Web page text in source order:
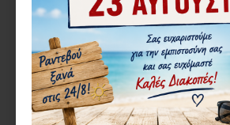
ΣΤΗΝ ΄ΙΔΙΑ
1-3 ΗΜΈΡΕΣ 1-3